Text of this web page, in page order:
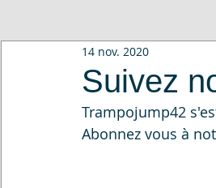
Évenements Presse
Suivez
14 nov. 2020
Trampojump42
Abonnez vous à